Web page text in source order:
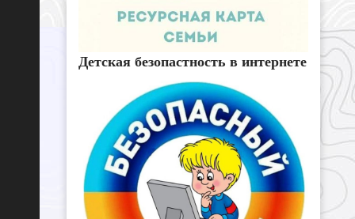
Детская безопастность в интернете